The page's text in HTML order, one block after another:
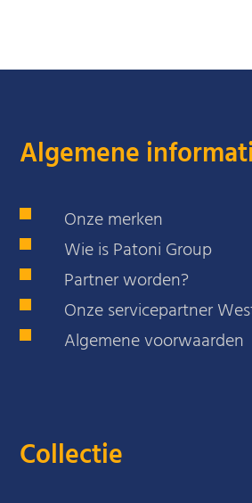
Algemene
Onze merken
Wie is Patoni Group
Partner worden?
Onze servicepartner
Algemene voorwaarden
Collectie